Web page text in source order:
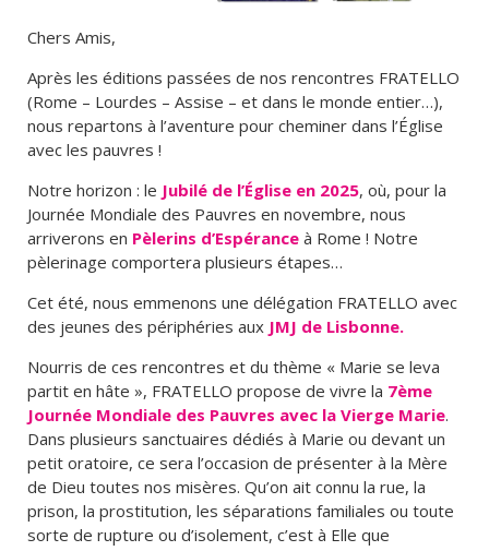
Chers Amis,
Après les éditions passées de nos rencontres FRATELLO
(Rome – Lourdes – Assise – et dans le monde entier…),
nous repartons à l’aventure pour cheminer dans l’Église
avec les pauvres !
Notre horizon : le Jubilé de l’Église en 2025, où, pour la
Journée Mondiale des Pauvres en novembre, nous
arriverons en Pèlerins d’Espérance à Rome ! Notre
pèlerinage comportera plusieurs étapes…
Cet été, nous emmenons une délégation FRATELLO avec
des jeunes des périphéries aux JMJ de Lisbonne.
Nourris de ces rencontres et du thème « Marie se leva
partit en hâte », FRATELLO propose de vivre la 7ème
Journée Mondiale des Pauvres avec la Vierge Marie.
Dans plusieurs sanctuaires dédiés à Marie ou devant un
petit oratoire, ce sera l’occasion de présenter à la Mère
de Dieu toutes nos misères. Qu’on ait connu la rue, la
prison, la prostitution, les séparations familiales ou toute
sorte de rupture ou d’isolement, c’est à Elle que